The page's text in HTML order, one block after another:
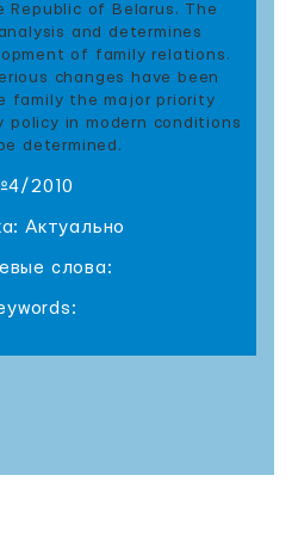
Republic of Belarus. The
and determines
of family relations.
changes have been
family the major priority
in modern conditions
determined.
2010
Актуально
слова: